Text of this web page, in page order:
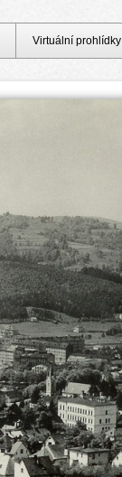
Virtuální prohlídky